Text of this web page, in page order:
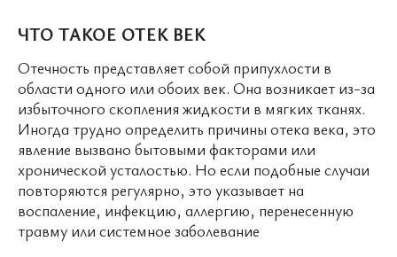
ЧТО ТАКОЕ ОТЕК ВЕК
Отечность представляет собой припухлости в
области одного или обоих век. Она возникает из-за
избыточного скопления жидкости в мягких тканях.
Иногда трудно определить причины отека века, это
явление вызвано бытовыми факторами или
хронической усталостью. Но если подобные случаи
повторяются регулярно, это указывает на
воспаление, инфекцию, аллергию, перенесенную
травму или системное заболевание